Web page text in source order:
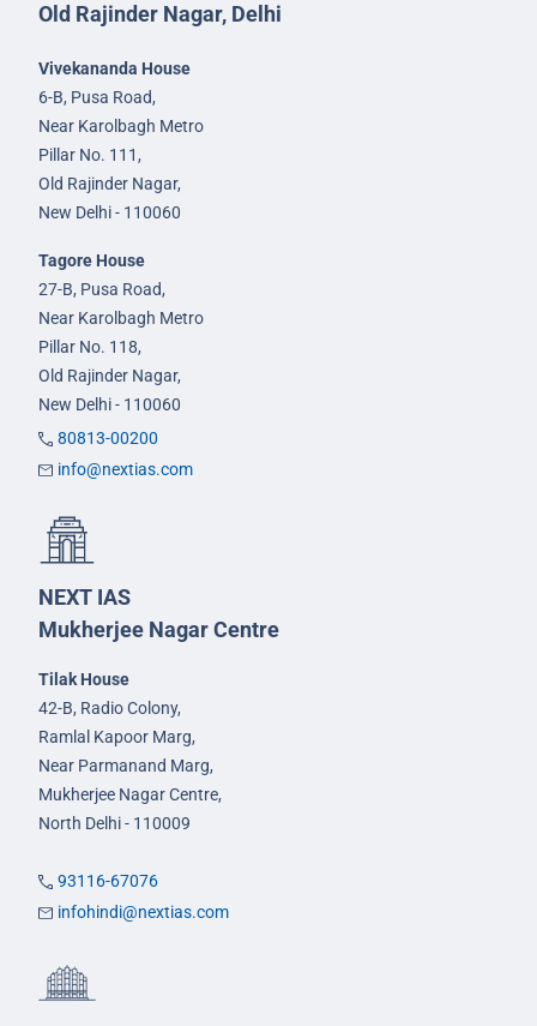
Old Rajinder Nagar, Delhi
Vivekananda House
6-B, Pusa Road,
Near Karolbagh Metro
Pillar No. 111,
Old Rajinder Nagar,
New Delhi - 110060
Tagore House
27-B, Pusa Road,
Near Karolbagh Metro
Pillar No. 118,
Old Rajinder Nagar,
New Delhi - 110060
80813-00200
info@nextias.com
NEXT IAS
Mukherjee Nagar Centre
Tilak House
42-B, Radio Colony,
Ramlal Kapoor Marg,
Near Parmanand Marg,
Mukherjee Nagar Centre,
North Delhi - 110009
93116-67076
infohindi@nextias.com